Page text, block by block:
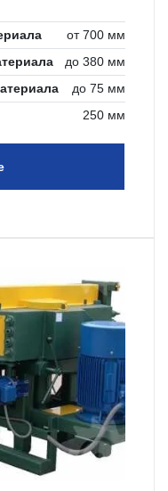
от 700 мм
до 380 мм
до 75 мм
250 мм